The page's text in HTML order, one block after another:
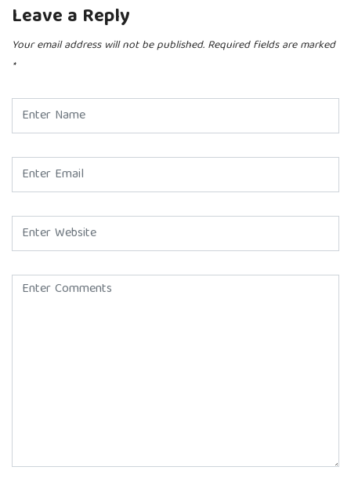
Leave a Reply
Your email address will not be published. Required fields are marked
*